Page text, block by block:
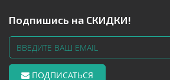
Подпишись на СКИДКИ!
ПОДПИСАТЬСЯ